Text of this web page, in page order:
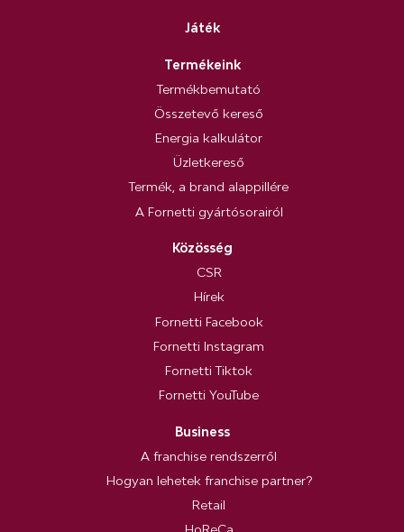
Játék
Termékeink
Termékbemutató
Összetevő kereső
Energia kalkulátor
Üzletkereső
Termék, a brand alappillére
A Fornetti gyártósorairól
Közösség
CSR
Hírek
Fornetti Facebook
Fornetti Instagram
Fornetti Tiktok
Fornetti YouTube
Business
A franchise rendszerről
Hogyan lehetek franchise partner?
Retail